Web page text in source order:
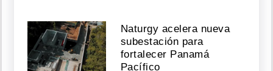
Naturgy acelera nueva
subestación para
fortalecer Panamá
Pacífico